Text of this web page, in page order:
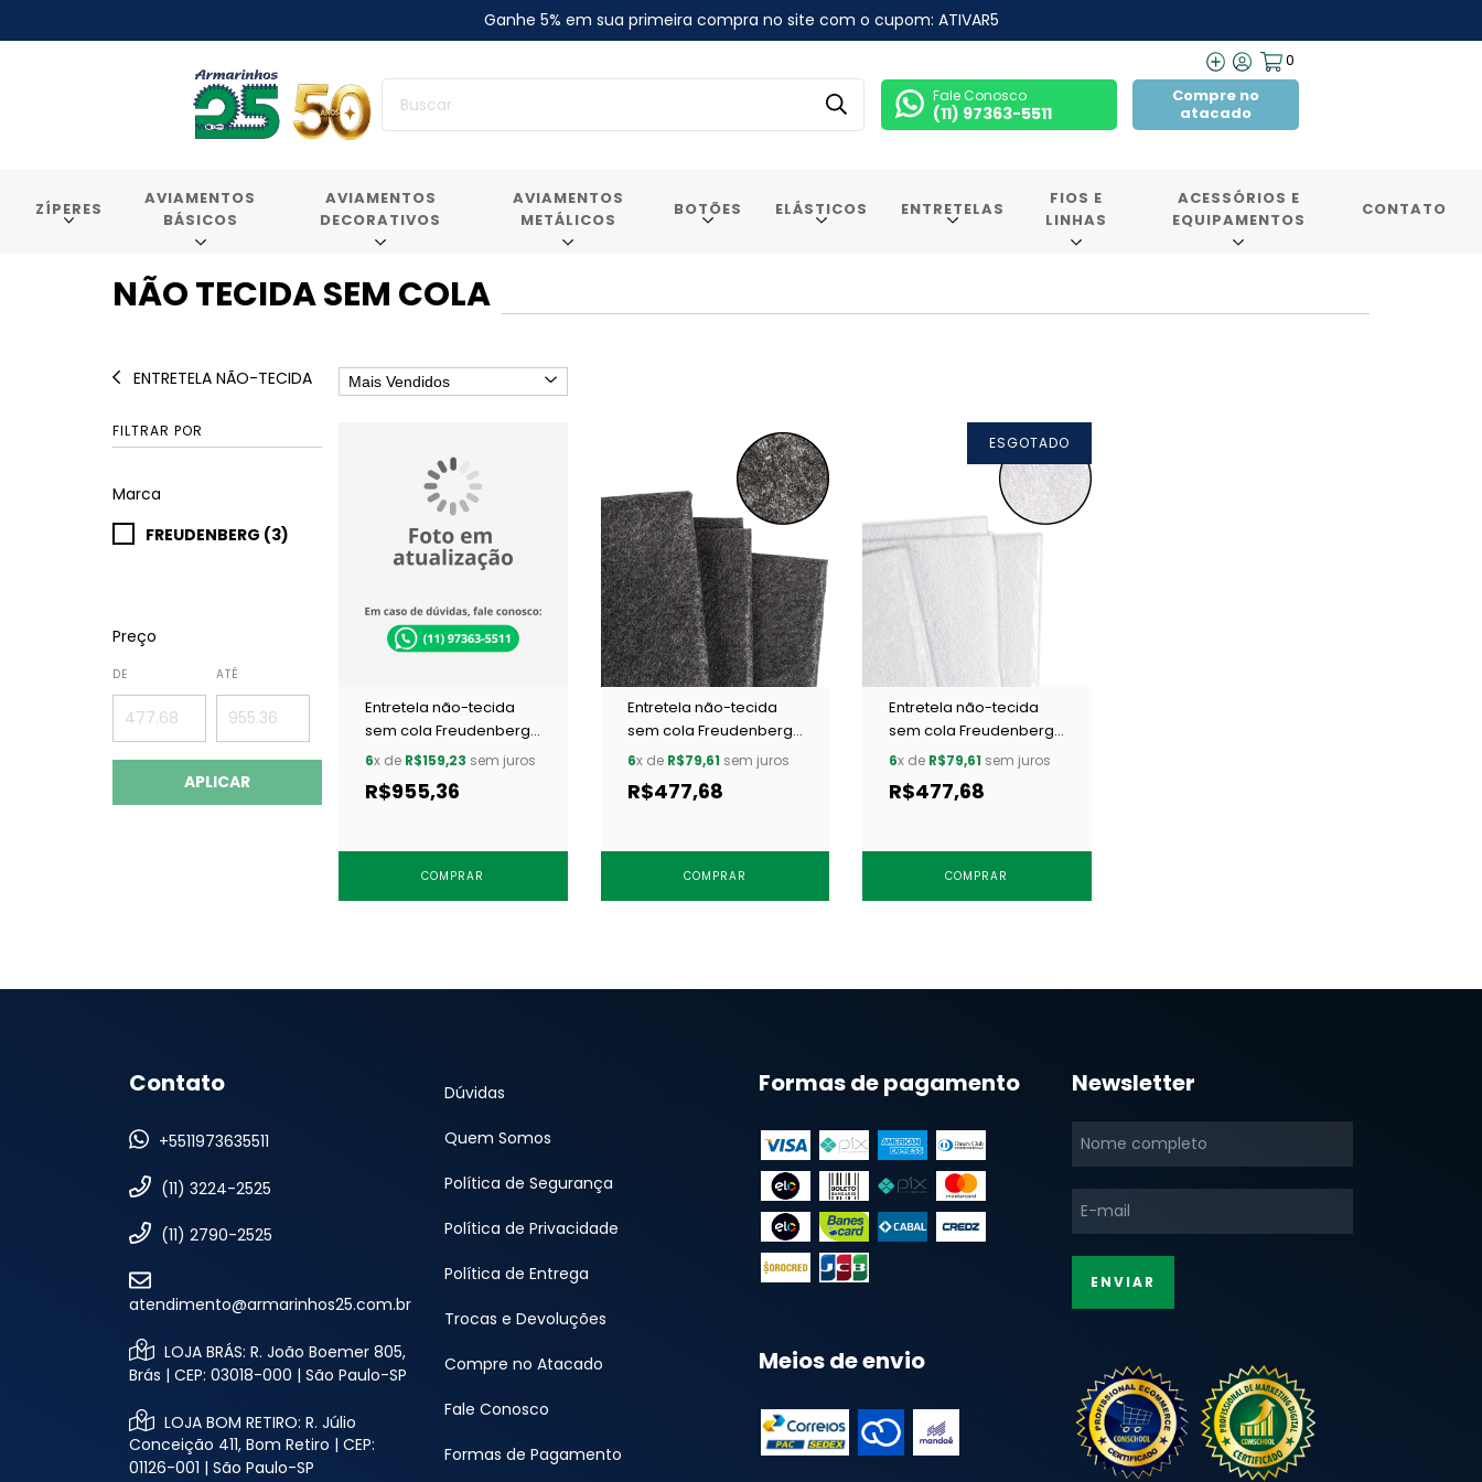
Ganhe 5% em sua primeira compra no site com o cupom: ATIVAR5
0
Fale Conosco
(11) 97363-5511
Compre no
atacado
ZÍPERES
AVIAMENTOS
BÁSICOS
AVIAMENTOS
DECORATIVOS
AVIAMENTOS
METÁLICOS
BOTÕES ELÁSTICOS ENTRETELAS
FIOS E
LINHAS
ACESSÓRIOS E
EQUIPAMENTOS
CONTATO
NÃO TECIDA SEM COLA
ENTRETELA NÃO-TECIDA
FILTRAR POR
Marca
FREUDENBERG (3)
Preço
DE ATÉ
APLICAR
Entretela não-tecida
sem cola Freudenberg
198 grafite c/ 100 m
6x de R$159,23 sem juros
R$955,36
COMPRAR
Entretela não-tecida
sem cola Freudenberg
198 grafite c/ 50 m
6x de R$79,61 sem juros
R$477,68
COMPRAR
ESGOTADO
Entretela não-tecida
sem cola Freudenberg
198 branca c/ 50 m
6x de R$79,61 sem juros
R$477,68
COMPRAR
Contato
+5511973635511
(11) 3224-2525
(11) 2790-2525
atendimento@armarinhos25.com.br
LOJA BRÁS: R. João Boemer 805,
Brás | CEP: 03018-000 | São Paulo-SP
LOJA BOM RETIRO: R. Júlio
Conceição 411, Bom Retiro | CEP:
01126-001 | São Paulo-SP
Dúvidas
Quem Somos
Política de Segurança
Política de Privacidade
Política de Entrega
Trocas e Devoluções
Compre no Atacado
Fale Conosco
Formas de Pagamento
Formas de pagamento
Meios de envio
Newsletter